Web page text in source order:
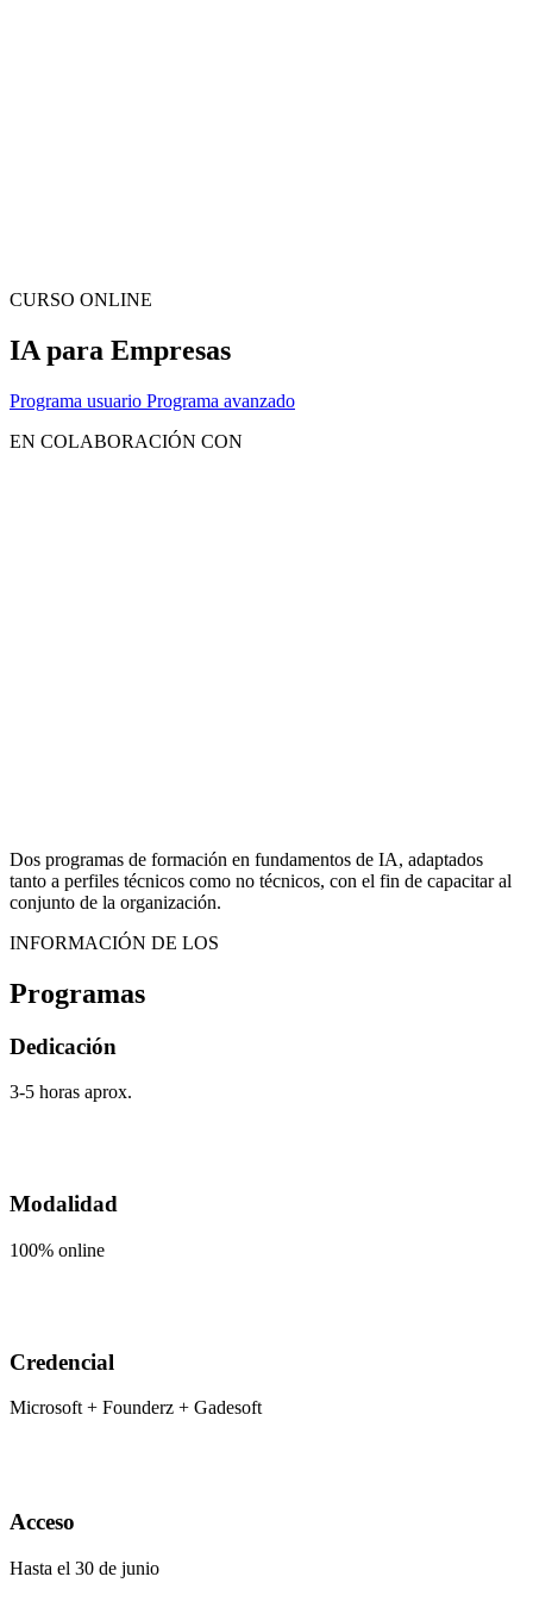
CURSO ONLINE
IA para Empresas
Programa usuario Programa avanzado
EN COLABORACIÓN CON
Dos programas de formación en fundamentos de IA, adaptados
tanto a perfiles técnicos como no técnicos, con el fin de capacitar al
conjunto de la organización.
INFORMACIÓN DE LOS
Programas
Dedicación
3-5 horas aprox.
Modalidad
100% online
Credencial
Microsoft + Founderz + Gadesoft
Acceso
Hasta el 30 de junio